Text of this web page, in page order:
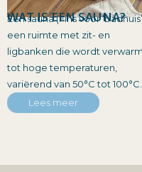
WAT IS EEN SAUNA?
Een sauna (Fins voor
een ruimte met zit- en
ligbanken die wordt
tot hoge temperaturen,
variërend van 50°C tot 100°C.
Lees meer